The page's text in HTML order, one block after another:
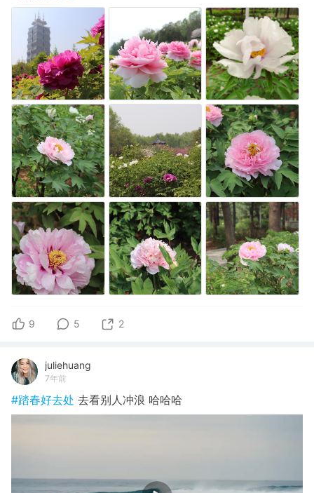
9 5 2
juliehuang
7年前
#踏春好去处 去看别人冲浪 哈哈哈